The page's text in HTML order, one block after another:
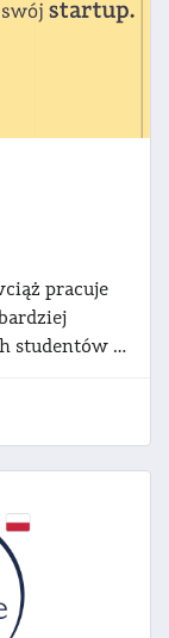
pracuje
efektywnymi. Zależy nam na opiniach studentów i doktorantów PW dotyczących inicjatyw biznesowych czy startupów na naszej uczelni, by móc uwzględnić je w naszych przyszłych działaniach.